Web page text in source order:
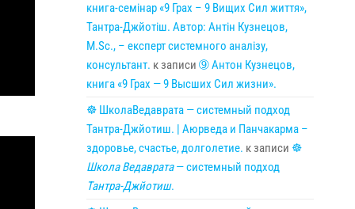
книга-семінар «9 Грах – 9 Вищих Сил життя»,
Тантра-Джйотіш. Автор: Антін Кузнецов,
M.Sc., – експерт системного аналізу,
консультант. к записи ➈ Антон Кузнецов,
книга «9 Грах — 9 Высших Сил жизни».
☸ ШколаВедаврата — системный подход
Тантра-Джйотиш. | Аюрведа и Панчакарма –
здоровье, счастье, долголетие. к записи ☸
Школа Ведаврата— системный подход
Тантра-Джйотиш.